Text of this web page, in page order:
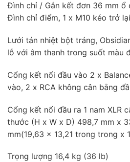
Đình chỉ / Gắn kết đơn 36 mm ổ
Đình chỉ điểm, 1 x M10 kéo trở
Lưới tản nhiệt bột tráng,
lỗ với âm thanh trong suốt màu
Cổng kết nối đầu vào 2 x
vào, 2 x RCA không cân bằng
Cổng kết nối đầu ra 1 nam XLR
thước (H x W x D) 498,7 mm x
mm(19,63 x 13,21 trong trong x
Trọng lượng 16,4 kg (36 lb)